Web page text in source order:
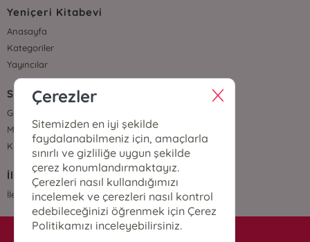
Yeniçeri Kitabevi
Anasayfa
Kategoriler
Yayıncılar
Sözleşmeler
Gizlilik Sözleşmesi
Mesafeli Satış Sözleşmesi
Kullanıcı Sözleşmesi
İletişim
İletişim
info@yenicerikitabevi.com
Çerezler
Sitemizden en iyi şekilde
faydalanabilmeniz için, amaçlarla
sınırlı ve gizliliğe uygun şekilde
çerez konumlandırmaktayız.
Çerezleri nasıl kullandığımızı
incelemek ve çerezleri nasıl kontrol
edebileceğinizi öğrenmek için Çerez
Politikamızı inceleyebilirsiniz.